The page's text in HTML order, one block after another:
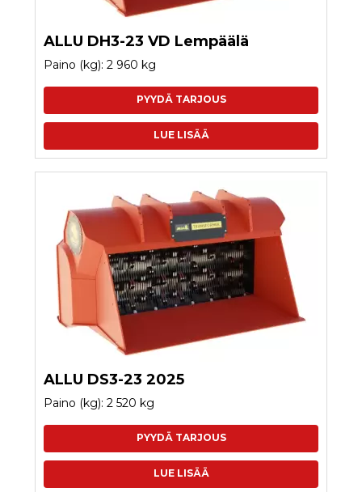
ALLU DH3-23 VD Lempäälä
Paino (kg): 2 960 kg
PYYDÄ TARJOUS
LUE LISÄÄ
ALLU DS3-23 2025
Paino (kg): 2 520 kg
PYYDÄ TARJOUS
LUE LISÄÄ